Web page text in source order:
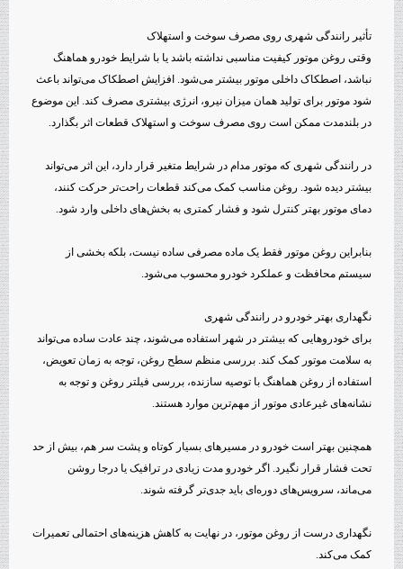
تأثیر رانندگی شهری روی مصرف سوخت و استهلاک
وقتی روغن موتور کیفیت مناسبی نداشته باشد یا با شرایط خودرو هماهنگ
نباشد، اصطکاک داخلی موتور بیشتر می‌شود. افزایش اصطکاک می‌تواند باعث
شود موتور برای تولید همان میزان نیرو، انرژی بیشتری مصرف کند. این موضوع
در بلندمدت ممکن است روی مصرف سوخت و استهلاک قطعات اثر بگذارد.
در رانندگی شهری که موتور مدام در شرایط متغیر قرار دارد، این اثر می‌تواند
بیشتر دیده شود. روغن مناسب کمک می‌کند قطعات راحت‌تر حرکت کنند،
دمای موتور بهتر کنترل شود و فشار کمتری به بخش‌های داخلی وارد شود.
بنابراین روغن موتور فقط یک ماده مصرفی ساده نیست، بلکه بخشی از
سیستم محافظت و عملکرد خودرو محسوب می‌شود.
نگهداری بهتر خودرو در رانندگی شهری
برای خودروهایی که بیشتر در شهر استفاده می‌شوند، چند عادت ساده می‌تواند
به سلامت موتور کمک کند. بررسی منظم سطح روغن، توجه به زمان تعویض،
استفاده از روغن هماهنگ با توصیه سازنده، بررسی فیلتر روغن و توجه به
نشانه‌های غیرعادی موتور از مهم‌ترین موارد هستند.
همچنین بهتر است خودرو در مسیرهای بسیار کوتاه و پشت سر هم، بیش از حد
تحت فشار قرار نگیرد. اگر خودرو مدت زیادی در ترافیک یا درجا روشن
می‌ماند، سرویس‌های دوره‌ای باید جدی‌تر گرفته شوند.
نگهداری درست از روغن موتور، در نهایت به کاهش هزینه‌های احتمالی تعمیرات
کمک می‌کند.